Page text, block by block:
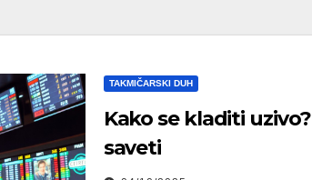
TAKMIČARSKI DUH
Kako se kladiti
saveti